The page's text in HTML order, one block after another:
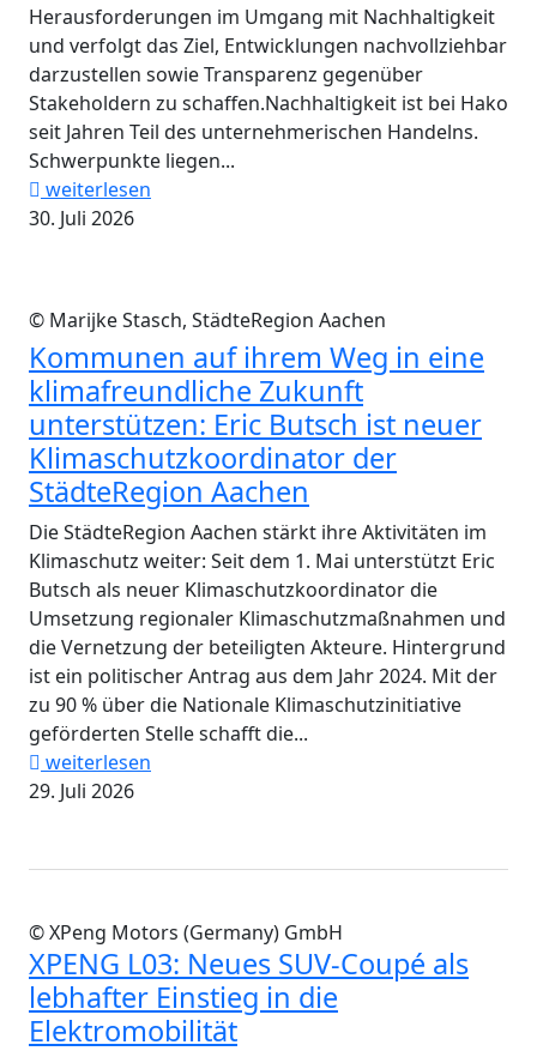
Herausforderungen im Umgang mit Nachhaltigkeit
und verfolgt das Ziel, Entwicklungen nachvollziehbar
darzustellen sowie Transparenz gegenüber
Stakeholdern zu schaffen.Nachhaltigkeit ist bei Hako
seit Jahren Teil des unternehmerischen Handelns.
Schwerpunkte liegen...
weiterlesen
30. Juli 2026
© Marijke Stasch, StädteRegion Aachen
Kommunen auf ihrem Weg in eine
klimafreundliche Zukunft
unterstützen: Eric Butsch ist neuer
Klimaschutzkoordinator der
StädteRegion Aachen
Die StädteRegion Aachen stärkt ihre Aktivitäten im
Klimaschutz weiter: Seit dem 1. Mai unterstützt Eric
Butsch als neuer Klimaschutzkoordinator die
Umsetzung regionaler Klimaschutzmaßnahmen und
die Vernetzung der beteiligten Akteure. Hintergrund
ist ein politischer Antrag aus dem Jahr 2024. Mit der
zu 90 % über die Nationale Klimaschutzinitiative
geförderten Stelle schafft die...
weiterlesen
29. Juli 2026
© XPeng Motors (Germany) GmbH
XPENG L03: Neues SUV-Coupé als
lebhafter Einstieg in die
Elektromobilität